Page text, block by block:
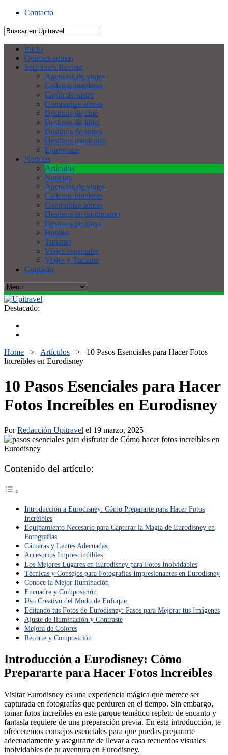
Contacto
Inicio
Quienes somos
Secciones Revista
Agencias de viajes
Cadenas hoteleras
Cajón de sastre
Compañías aéreas
Destinos de cine
Destinos de libro
Destinos de series
Destinos musicales
Entrevistas
Noticias
Artículos
Noticias
Agencias de viajes
Cadenas hoteleras
Compañías aéreas
Destinos de enoturismo
Destinos de playa
Hoteles
Turismo
Viajes especiales
Viajes y Turismo
Contacto
Destacado:
Home > Artículos > 10 Pasos Esenciales para Hacer Fotos
Increíbles en Eurodisney
10 Pasos Esenciales para Hacer
Fotos Increíbles en Eurodisney
PorRedacción Upitravel el 19 marzo, 2025
Contenido del artículo:
Introducción a Eurodisney: Cómo Prepararte para Hacer Fotos
Increíbles
Equipamiento Necesario para Capturar la Magia de Eurodisney en
Fotografías
Cámaras y Lentes Adecuadas
Accesorios Imprescindibles
Los Mejores Lugares en Eurodisney para Fotos Inolvidables
Técnicas y Consejos para Fotografías Impresionantes en Eurodisney
Conoce la Mejor Iluminación
Encuadre y Composición
Uso Creativo del Modo de Enfoque
Editando tus Fotos de Eurodisney: Pasos para Mejorar tus Imágenes
Ajuste de Iluminación y Contraste
Mejora de Colores
Recorte y Composición
Introducción a Eurodisney: Cómo
Prepararte para Hacer Fotos Increíbles
Visitar Eurodisney es una experiencia mágica que merece ser
capturada en fotografías que perduren en el tiempo. Sin embargo,
tomar fotos increíbles en este parque temático repleto de encanto y
fantasía requiere de una preparación previa. En esta introducción, te
ofreceremos consejos esenciales para que puedas prepararte
adecuadamente y asegurarte de llevar a casa recuerdos visuales
inolvidables de tu aventura en Eurodisney.